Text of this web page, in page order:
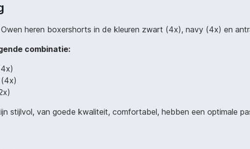
heren boxershorts in de kleuren zwart (4x), navy (4x) en
combinatie:
stijlvol, van goede kwaliteit, comfortabel, hebben een optimale